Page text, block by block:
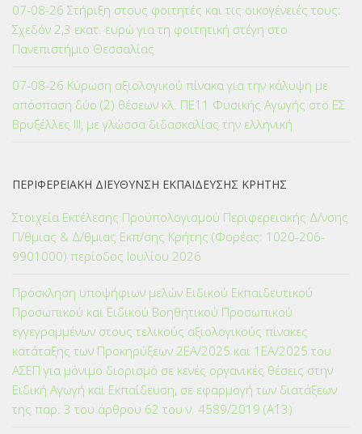
07-08-26 Στήριξη στους φοιτητές και τις οικογένειές τους:
Σχεδόν 2,3 εκατ. ευρώ για τη φοιτητική στέγη στο
Πανεπιστήμιο Θεσσαλίας
07-08-26 Κύρωση αξιολογικού πίνακα για την κάλυψη με
απόσπαση δύο (2) θέσεων κλ. ΠΕ11 Φυσικής Αγωγής στο ΕΣ
Βρυξέλλες ΙΙΙ, με γλώσσα διδασκαλίας την ελληνική
ΠΕΡΙΦΕΡΕΙΑΚΗ ΔΙΕΥΘΥΝΣΗ ΕΚΠΑΙΔΕΥΣΗΣ ΚΡΗΤΗΣ
Στοιχεία Εκτέλεσης Προϋπολογισμού Περιφερειακής Δ/νσης
Π/θμιας & Δ/θμιας Εκπ/σης Κρήτης (Φορέας: 1020-206-
9901000) περίοδος Ιουλίου 2026
Πρόσκληση υποψήφιων μελών Ειδικού Εκπαιδευτικού
Προσωπικού και Ειδικού Βοηθητικού Προσωπικού
εγγεγραμμένων στους τελικούς αξιολογικούς πίνακες
κατάταξης των Προκηρύξεων 2ΕΑ/2025 και 1ΕΑ/2025 του
ΑΣΕΠ για μόνιμο διορισμό σε κενές οργανικές θέσεις στην
Ειδική Αγωγή και Εκπαίδευση, σε εφαρμογή των διατάξεων
της παρ. 3 του άρθρου 62 του ν. 4589/2019 (Α΄13)